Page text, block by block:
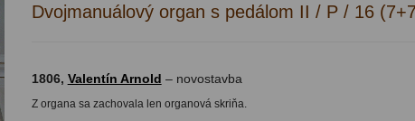
Dvojmanuálový organ s pedálom II / P / 16
1806, Valentín Arnold – novostavba
Z organa sa zachovala len organová skriňa.